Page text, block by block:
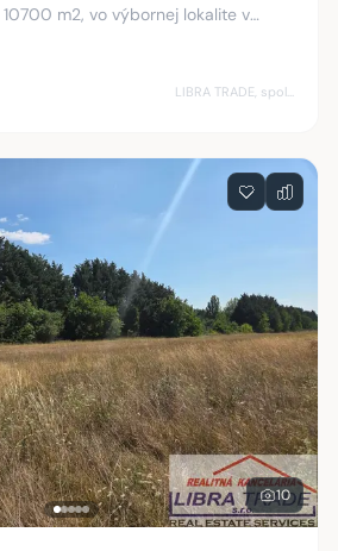
m2, vo výbornej lokalite v
10